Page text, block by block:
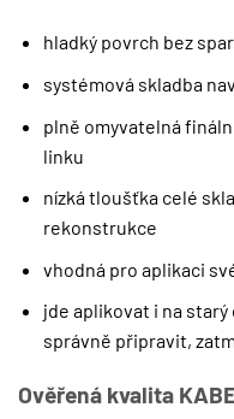
hladký povrch bez
systémová skladba
plně omyvatelná
linku
nízká tloušťka celé
rekonstrukce
vhodná pro aplikaci
jde aplikovat i na
správně připravit,
Ověřená kvalita